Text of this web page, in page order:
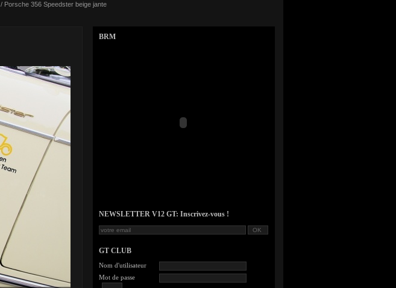
/ Porsche 356 Speedster beige jante
BRM
NEWSLETTER V12 GT: Inscrivez-vous !
GT CLUB
Nom d'utilisateur
Mot de passe